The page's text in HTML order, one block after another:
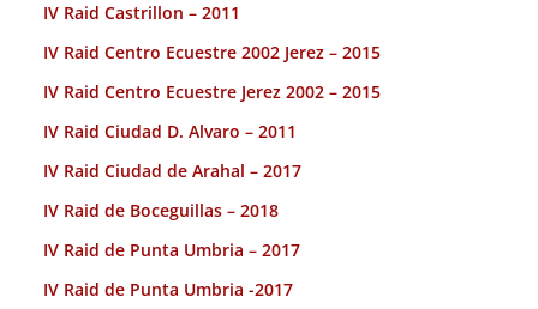
IV Raid Castrillon – 2011
IV Raid Centro Ecuestre 2002 Jerez – 2015
IV Raid Centro Ecuestre Jerez 2002 – 2015
IV Raid Ciudad D. Alvaro – 2011
IV Raid Ciudad de Arahal – 2017
IV Raid de Boceguillas – 2018
IV Raid de Punta Umbria – 2017
IV Raid de Punta Umbria -2017